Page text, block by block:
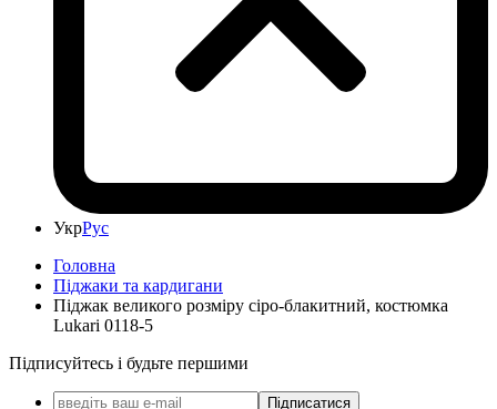
УкрРус
Головна
Піджаки та кардигани
Піджак великого розміру сіро-блакитний, костюмка
Lukari 0118-5
Підписуйтесь і будьте першими
Підписатися